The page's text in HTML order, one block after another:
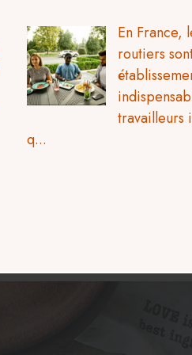
En France,
routiers sont des
travailleurs
q...